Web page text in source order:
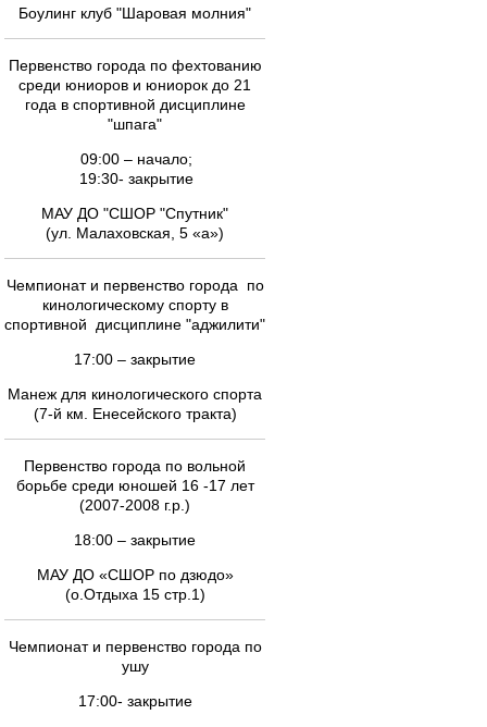
Боулинг клуб "Шаровая молния"
Первенство города по фехтованию
среди юниоров и юниорок до 21
года в спортивной дисциплине
"шпага"
09:00 – начало;
19:30- закрытие
МАУ ДО "СШОР "Спутник"
(ул. Малаховская, 5 «а»)
Чемпионат и первенство города по
кинологическому спорту в
спортивной дисциплине "аджилити"
17:00 – закрытие
Манеж для кинологического спорта
(7-й км. Енесейского тракта)
Первенство города по вольной
борьбе среди юношей 16 -17 лет
(2007-2008 г.р.)
18:00 – закрытие
МАУ ДО «СШОР по дзюдо»
(о.Отдыха 15 стр.1)
Чемпионат и первенство города по
ушу
17:00- закрытие